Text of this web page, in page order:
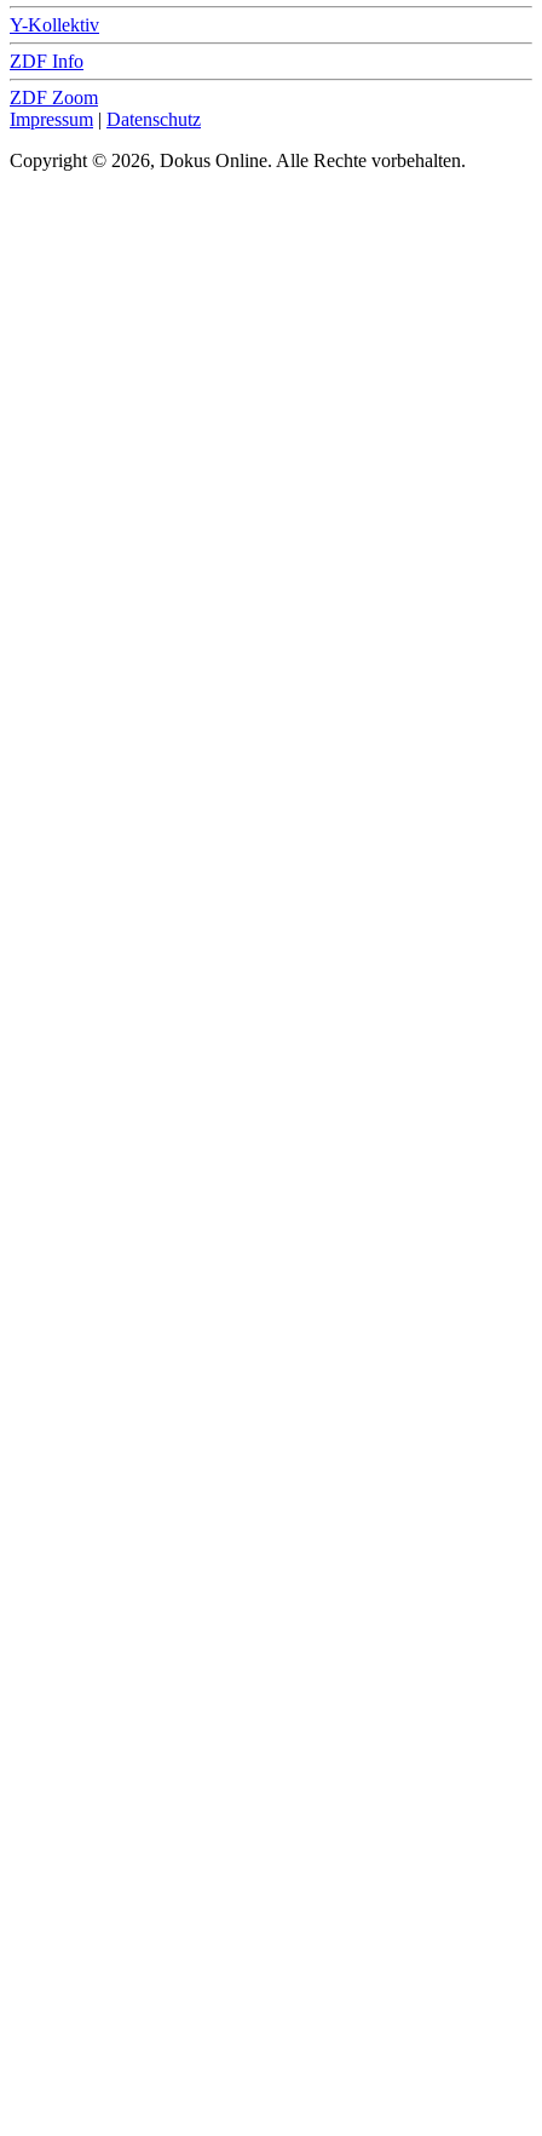
Y-Kollektiv
ZDF Info
ZDF Zoom
Impressum | Datenschutz
Copyright © 2026, Dokus Online. Alle Rechte vorbehalten.